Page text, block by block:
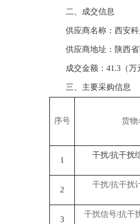
二、成交信息
供应商名称：西安
供应商地址： 陕西
成交金额： 41.3（万
三、主要采购信息
序号 货物
1
干扰/抗干扰
2
干扰/抗干扰
3
干扰信号/抗干